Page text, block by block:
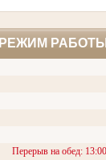
РЕЖИМ
Перерыв на обед: